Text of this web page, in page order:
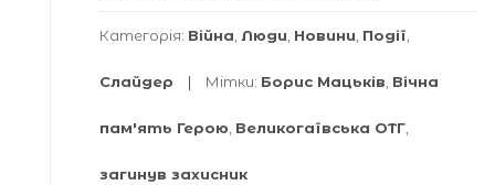
Категорія: Війна, Люди, Новини, Події,
Слайдер Мітки: Борис Мацьків, Вічна
пам'ять Герою, Великогаївська ОТГ,
загинув захисник